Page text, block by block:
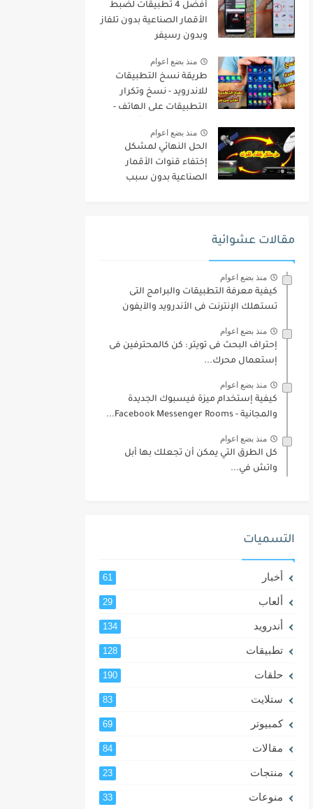
أفضل 4 تطبيقات لضبط
الأقمار الصناعية بدون تلفاز
وبدون رسيفر
منذ بضع اعوام
طريقة نسخ التطبيقات
للاندرويد - نسخ وتكرار
التطبيقات على الهاتف -
مرة
منذ بضع اعوام
الحل النهائي لمشكل
إختفاء قنوات الأقمار
الصناعية بدون سبب
مقالات عشوائية
منذ بضع اعوام
كيفية معرفة التطبيقات والبرامج التى
تستهلك الإنترنت فى الأندرويد والآيفون
منذ بضع اعوام
إحتراف البحث فى تويتر : كن كالمحترفين فى
إستعمال محرك...
منذ بضع اعوام
كيفية إستخدام ميزة فيسبوك الجديدة
والمجانية - Facebook Messenger Rooms...
منذ بضع اعوام
كل الطرق التي يمكن أن تجعلك بها أبل
واتش في...
التسميات
أخبار 61
ألعاب 29
أندرويد 134
تطبيقات 128
حلقات 190
ستلايت 83
كمبيوتر 69
مقالات 84
منتجات 23
منوعات 33